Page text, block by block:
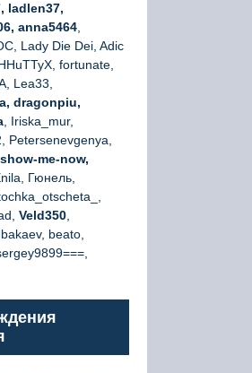
ladlen37,
anna5464
Lady Die Dei, Adic
fortunate,
Lea33,
dragonpiu,
, Iriska_mur,
Petersenevgenya,
show-me-now,
Гюнель,
Veld350
beato,